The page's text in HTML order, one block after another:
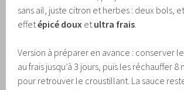
sans ail, juste citron et herbes : deux bols,
effetépicé doux et ultra frais
Version à préparer en avance : conserver
au frais jusqu’à 3 jours, puis les réchauffer 8
pour retrouver le croustillant. La sauce